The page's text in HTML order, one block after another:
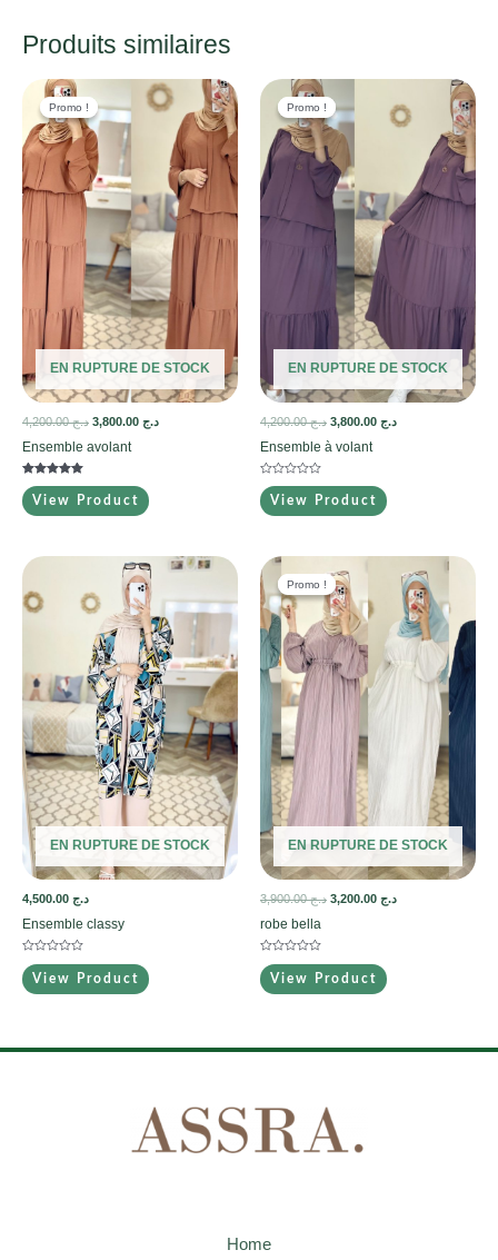
Produits similaires
Promo !
EN RUPTURE DE STOCK
Promo !
د.ج4,200.00 د.ج
Ensemble avolant
Note
5.00
sur 5
View Product
Promo !
EN RUPTURE DE STOCK
Promo !
د.ج4,200.00 د.ج
Ensemble à volant
Note
0
surView Product
EN RUPTURE DE STOCK
د.ج
Ensemble classy
Note
0
surView Product
Promo !
EN RUPTURE DE STOCK
Promo !
د.ج3,900.00 د.ج
robe bella
Note
0
surView Product
Home